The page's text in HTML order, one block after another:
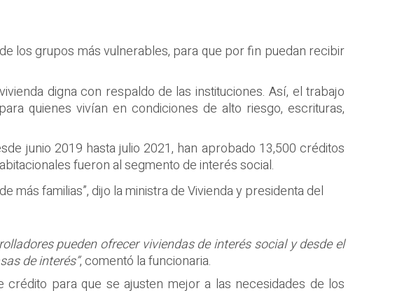
los grupos más vulnerables, para que por fin puedan recibir
digna con respaldo de las instituciones. Así, el trabajo
quienes vivían en condiciones de alto riesgo, escrituras,
junio 2019 hasta julio 2021, han aprobado 13,500 créditos
fueron al segmento de interés social.
más familias”, dijo la ministra de Vivienda y presidenta del
pueden ofrecer viviendas de interés social y desde el
de interés”, comentó la funcionaria.
para que se ajusten mejor a las necesidades de los